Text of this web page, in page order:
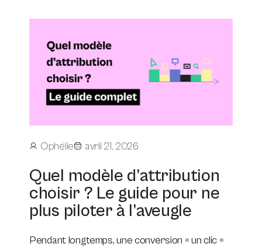
Ophélie avril 21, 2026
Quel modèle d’attribution
choisir ? Le guide pour ne
plus piloter à l’aveugle
Pendant longtemps, une conversion = un clic =